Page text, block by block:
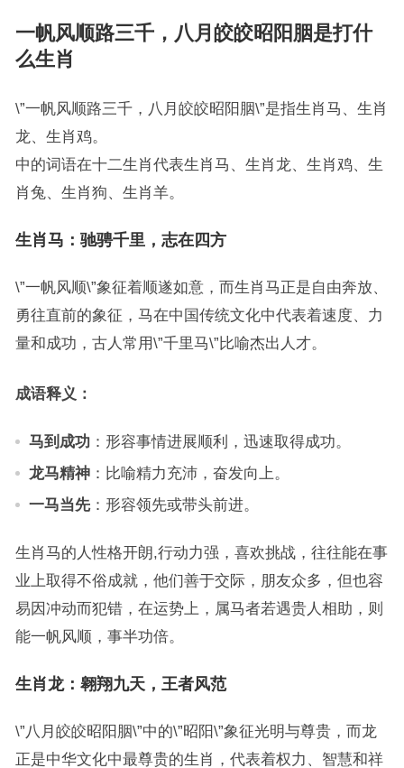
一帆风顺路三千，八月皎皎昭阳胭是打什
么生肖
\”一帆风顺路三千，八月皎皎昭阳胭\”是指生肖马、生肖
龙、生肖鸡。
中的词语在十二生肖代表生肖马、生肖龙、生肖鸡、生
肖兔、生肖狗、生肖羊。
生肖马：驰骋千里，志在四方
\”一帆风顺\”象征着顺遂如意，而生肖马正是自由奔放、
勇往直前的象征，马在中国传统文化中代表着速度、力
量和成功，古人常用\”千里马\”比喻杰出人才。
成语释义：
马到成功：形容事情进展顺利，迅速取得成功。
龙马精神：比喻精力充沛，奋发向上。
一马当先：形容领先或带头前进。
生肖马的人性格开朗,行动力强，喜欢挑战，往往能在事
业上取得不俗成就，他们善于交际，朋友众多，但也容
易因冲动而犯错，在运势上，属马者若遇贵人相助，则
能一帆风顺，事半功倍。
生肖龙：翱翔九天，王者风范
\”八月皎皎昭阳胭\”中的\”昭阳\”象征光明与尊贵，而龙
正是中华文化中最尊贵的生肖，代表着权力、智慧和祥